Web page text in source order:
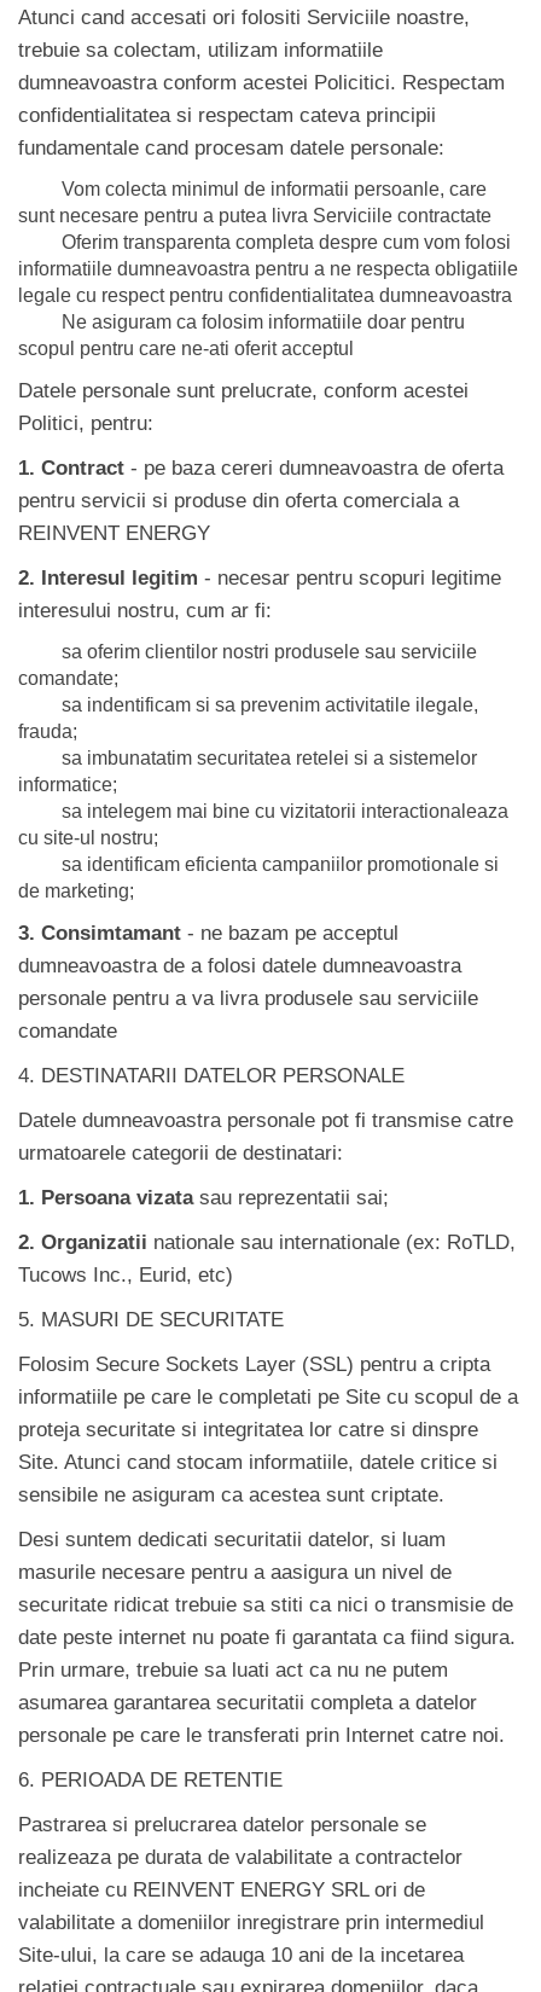
Atunci cand accesati ori folositi Serviciile noastre,
trebuie sa colectam, utilizam informatiile
dumneavoastra conform acestei Policitici. Respectam
confidentialitatea si respectam cateva principii
fundamentale cand procesam datele personale:
Vom colecta minimul de informatii persoanle, care
sunt necesare pentru a putea livra Serviciile contractate
Oferim transparenta completa despre cum vom folosi
informatiile dumneavoastra pentru a ne respecta obligatiile
legale cu respect pentru confidentialitatea dumneavoastra
Ne asiguram ca folosim informatiile doar pentru
scopul pentru care ne-ati oferit acceptul
Datele personale sunt prelucrate, conform acestei
Politici, pentru:
1. Contract - pe baza cereri dumneavoastra de oferta
pentru servicii si produse din oferta comerciala a
REINVENT ENERGY
2. Interesul legitim - necesar pentru scopuri legitime
interesului nostru, cum ar fi:
sa oferim clientilor nostri produsele sau serviciile
comandate;
sa indentificam si sa prevenim activitatile ilegale,
frauda;
sa imbunatatim securitatea retelei si a sistemelor
informatice;
sa intelegem mai bine cu vizitatorii interactionaleaza
cu site-ul nostru;
sa identificam eficienta campaniilor promotionale si
de marketing;
3. Consimtamant - ne bazam pe acceptul
dumneavoastra de a folosi datele dumneavoastra
personale pentru a va livra produsele sau serviciile
comandate
4. DESTINATARII DATELOR PERSONALE
Datele dumneavoastra personale pot fi transmise catre
urmatoarele categorii de destinatari:
1. Persoana vizatasau reprezentatii sai;
2. Organizatii nationale sau internationale (ex: RoTLD,
Tucows Inc., Eurid, etc)
5. MASURI DE SECURITATE
Folosim Secure Sockets Layer (SSL) pentru a cripta
informatiile pe care le completati pe Site cu scopul de a
proteja securitate si integritatea lor catre si dinspre
Site. Atunci cand stocam informatiile, datele critice si
sensibile ne asiguram ca acestea sunt criptate.
Desi suntem dedicati securitatii datelor, si luam
masurile necesare pentru a aasigura un nivel de
securitate ridicat trebuie sa stiti ca nici o transmisie de
date peste internet nu poate fi garantata ca fiind sigura.
Prin urmare, trebuie sa luati act ca nu ne putem
asumarea garantarea securitatii completa a datelor
personale pe care le transferati prin Internet catre noi.
6. PERIOADA DE RETENTIE
Pastrarea si prelucrarea datelor personale se
realizeaza pe durata de valabilitate a contractelor
incheiate cu REINVENT ENERGY SRL ori de
valabilitate a domeniilor inregistrare prin intermediul
Site-ului, la care se adauga 10 ani de la incetarea